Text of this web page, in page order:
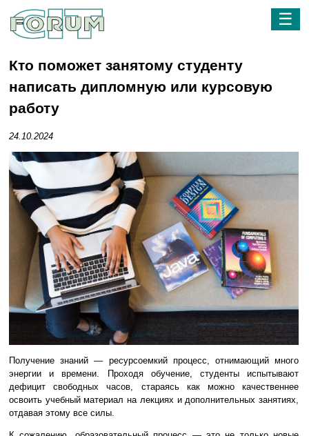
☰
Кто поможет занятому студенту
написать дипломную или курсовую
работу
24.10.2024
Получение знаний — ресурсоемкий процесс, отнимающий много
энергии и времени. Проходя обучение, студенты испытывают
дефицит свободных часов, стараясь как можно качественнее
освоить учебный материал на лекциях и дополнительных занятиях,
отдавая этому все силы.